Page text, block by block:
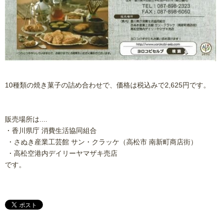
10種類の焼き菓子の詰め合わせで、価格は税込みで2,625円です。
販売場所は....
・香川県庁 消費生活協同組合
・さぬき産業工芸館 サン・クラッケ（高松市 南新町商店街）
・高松空港内デイリーヤマザキ売店
です。